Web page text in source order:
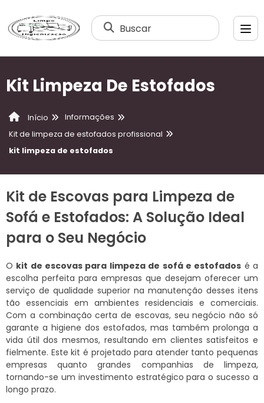
Buscar
Kit Limpeza De Estofados
Início
Informações
Kit de limpeza de estofados profissional
kit limpeza de estofados
Kit de Escovas para Limpeza de
Sofá e Estofados: A Solução Ideal
para o Seu Negócio
O kit de escovas para limpeza de sofá e estofados é a
escolha perfeita para empresas que desejam oferecer um
serviço de qualidade superior na manutenção desses itens
tão essenciais em ambientes residenciais e comerciais.
Com a combinação certa de escovas, seu negócio não só
garante a higiene dos estofados, mas também prolonga a
vida útil dos mesmos, resultando em clientes satisfeitos e
fielmente. Este kit é projetado para atender tanto pequenas
empresas quanto grandes companhias de limpeza,
tornando-se um investimento estratégico para o sucesso a
longo prazo.